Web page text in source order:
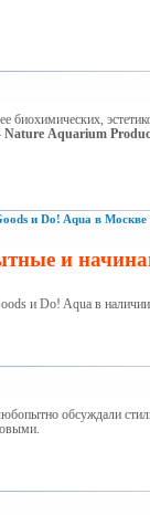
биохимических,
Nature Aquarium
и Do! Aqua в Москве
и
и Do! Aqua в
обсуждали